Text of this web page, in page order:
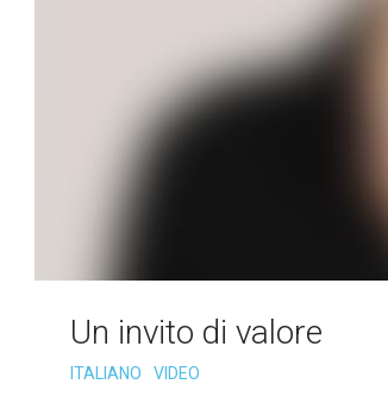
Un invito di valore
ITALIANO VIDEO